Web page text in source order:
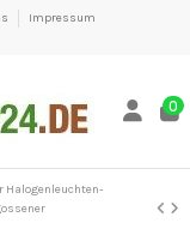
Impressum
0
Halogenleuchten-